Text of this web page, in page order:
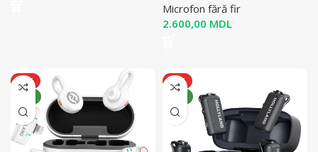
Microfon fără fir
MDL
HOT
HOT